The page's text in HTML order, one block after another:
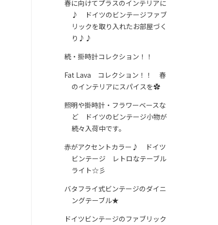
春に向けてプラスのインテリアに
♪ ドイツのビンテージファブ
リックを取り入れたお部屋づく
り♪♪
続・掛時計コレクション！！
Fat Lava コレクション！！ 春
のインテリアにスパイスを✿
照明や掛時計・フラワーベースな
ど ドイツのビンテージ小物が
続々入荷中です。
赤がアクセントカラー♪ ドイツ
ビンテージ レトロなテーブル
ライト☆彡
バタフライ式ビンテージのダイニ
ングテーブル★
ドイツビンテージのファブリック